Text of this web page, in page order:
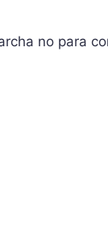
no para